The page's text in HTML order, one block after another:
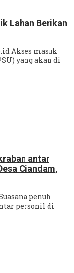
Lahan Berikan
Akses masuk
yang akan di
antar
Ciandam,
penuh
personil di